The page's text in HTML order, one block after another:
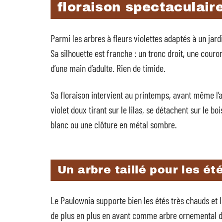
floraison
Parmi les arbres à fleurs violettes adaptés à un
Sa silhouette est franche : un tronc droit, une
d’une main d’adulte. Rien de timide.
Sa floraison intervient au printemps, avant même
violet doux tirant sur le lilas, se détachent sur le
blanc ou une clôture en métal sombre.
Un arbre taillé pour les
Le Paulownia supporte bien les étés très chauds
de plus en plus en avant comme arbre ornemental